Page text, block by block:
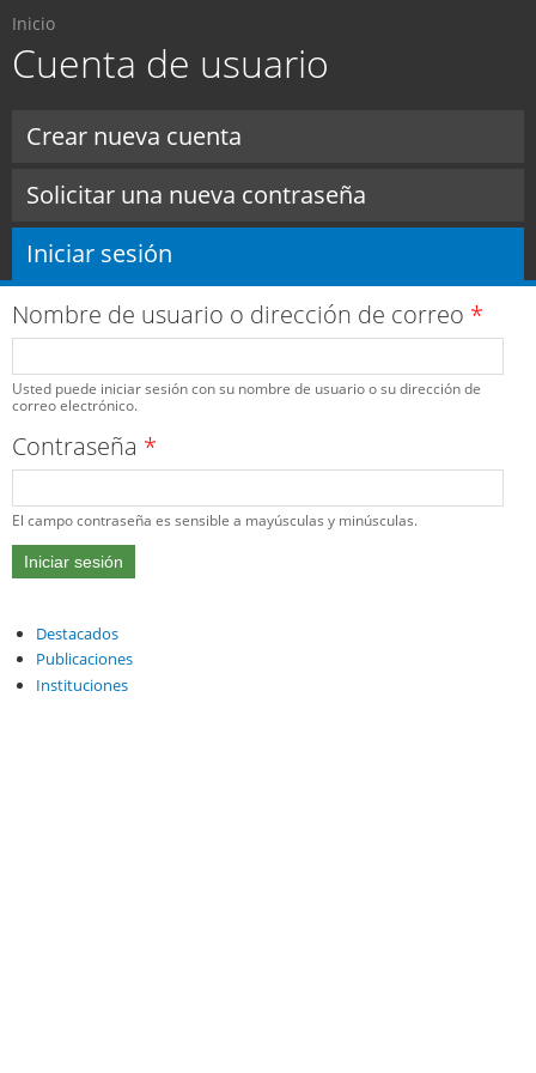
principal
Usted está aquí
Inicio
Cuenta de usuario
Crear nueva cuenta
Solicitar una nueva contraseña
Iniciar sesión
Nombre de usuario o dirección de correo *
Usted puede iniciar sesión con su nombre de usuario o su dirección de
correo electrónico.
Contraseña *
El campo contraseña es sensible a mayúsculas y minúsculas.
Destacados
Publicaciones
Instituciones